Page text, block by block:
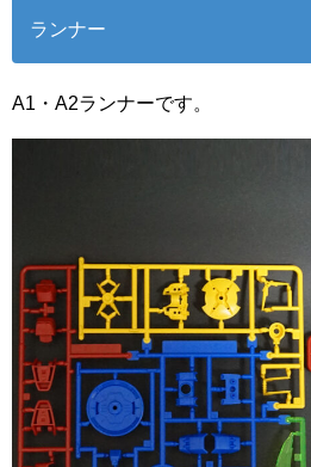
ランナー
A1・A2ランナーです。